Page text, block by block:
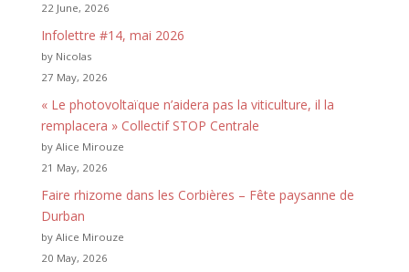
22 June, 2026
Infolettre #14, mai 2026
by Nicolas
27 May, 2026
« Le photovoltaïque n’aidera pas la viticulture, il la
remplacera » Collectif STOP Centrale
by Alice Mirouze
21 May, 2026
Faire rhizome dans les Corbières – Fête paysanne de
Durban
by Alice Mirouze
20 May, 2026